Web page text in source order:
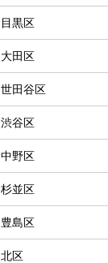
目黒区
大田区
世田谷区
渋谷区
中野区
杉並区
豊島区
北区